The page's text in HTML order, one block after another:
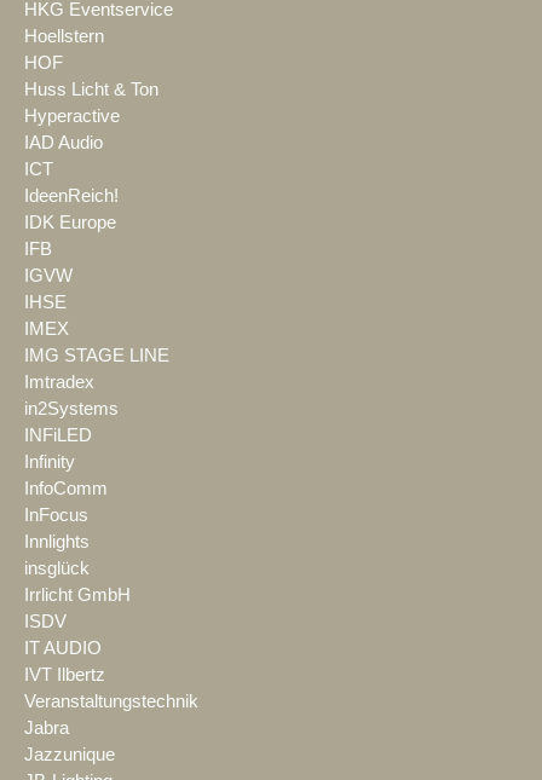
HKG Eventservice
Hoellstern
HOF
Huss Licht & Ton
Hyperactive
IAD Audio
ICT
IdeenReich!
IDK Europe
IFB
IGVW
IHSE
IMEX
IMG STAGE LINE
Imtradex
in2Systems
INFiLED
Infinity
InfoComm
InFocus
Innlights
insglück
Irrlicht GmbH
ISDV
IT AUDIO
IVT Ilbertz
Veranstaltungstechnik
Jabra
Jazzunique